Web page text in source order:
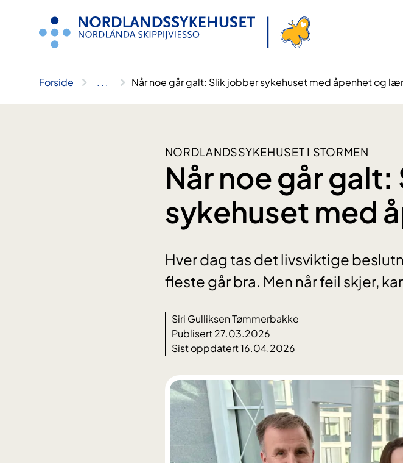
Forside .. . Når noe går galt: Slik jobber sykehuset med åpenhet og
NORDLANDSSYKEHUSET I STORMEN
Når noe går
sykehuset med
Hver dag tas det livsviktige
fleste går bra. Men når feil skjer,
Siri Gulliksen Tømmerbakke
Publisert 27.03.2026
Sist oppdatert 16.04.2026